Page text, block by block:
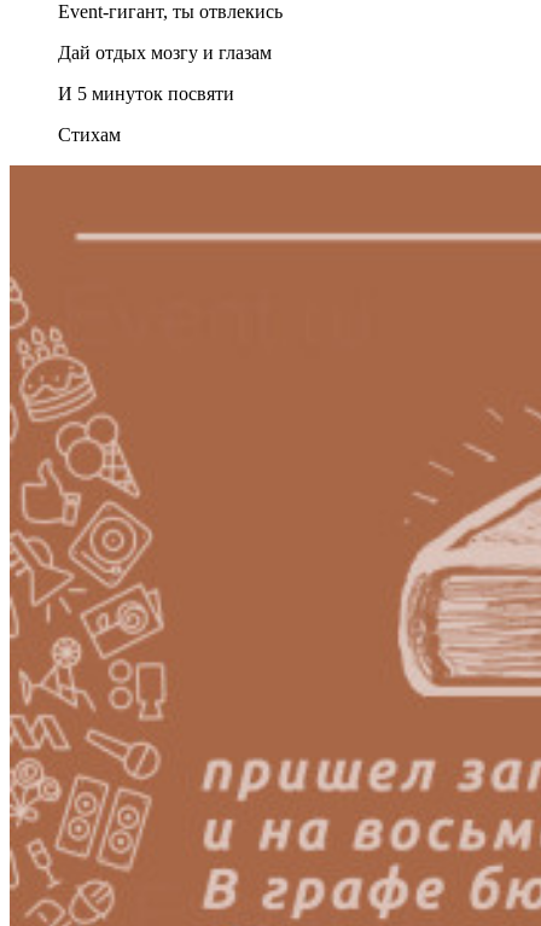
Event-гигант, ты отвлекись
Дай отдых мозгу и глазам
И 5 минуток посвяти
Стихам